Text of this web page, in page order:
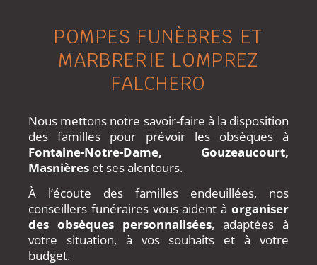
POMPES FUNÈBRES ET
MARBRERIE LOMPREZ
FALCHERO
Nous mettons notre savoir-faire à la disposition
des familles pour prévoir les obsèques à
Fontaine-Notre-Dame, Gouzeaucourt,
Masnières et ses alentours.
À l’écoute des familles endeuillées, nos
conseillers funéraires vous aident à organiser
des obsèques personnalisées, adaptées à
votre situation, à vos souhaits et à votre
budget.